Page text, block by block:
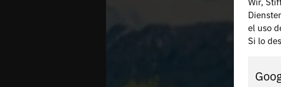
el uso
Si lo